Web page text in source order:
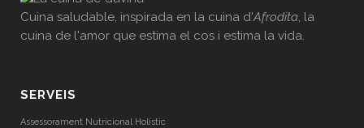
Cuina saludable, inspirada en la cuina d'Afrodita, la
cuina de l'amor que estima el cos i estima la vida.
SERVEIS
Assessorament Nutricional Holístic